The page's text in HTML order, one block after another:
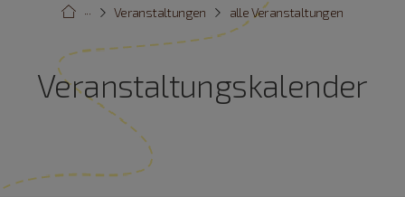
alle Veranstaltungen
Veranstaltungen
···
Veranstaltungskalender